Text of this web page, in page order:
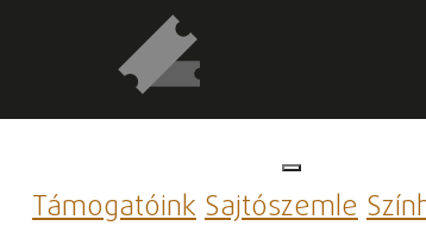
TámogatóinkSajtószemle